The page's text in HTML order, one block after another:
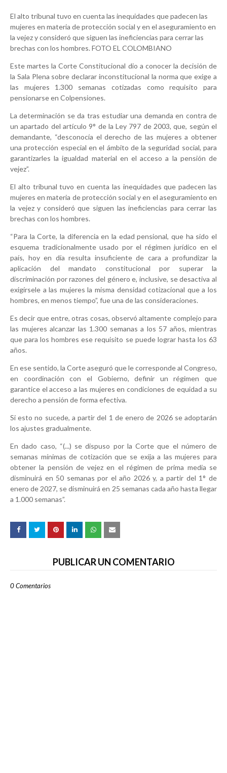
El alto tribunal tuvo en cuenta las inequidades que padecen las
mujeres en materia de protección social y en el aseguramiento en
la vejez y consideró que siguen las ineficiencias para cerrar las
brechas con los hombres. FOTO EL COLOMBIANO
Este martes la Corte Constitucional dio a conocer la decisión de
la Sala Plena sobre declarar inconstitucional la norma que exige a
las mujeres 1.300 semanas cotizadas como requisito para
pensionarse en Colpensiones.
La determinación se da tras estudiar una demanda en contra de
un apartado del artículo 9° de la Ley 797 de 2003, que, según el
demandante, “desconocía el derecho de las mujeres a obtener
una protección especial en el ámbito de la seguridad social, para
garantizarles la igualdad material en el acceso a la pensión de
vejez”.
El alto tribunal tuvo en cuenta las inequidades que padecen las
mujeres en materia de protección social y en el aseguramiento en
la vejez y consideró que siguen las ineficiencias para cerrar las
brechas con los hombres.
“Para la Corte, la diferencia en la edad pensional, que ha sido el
esquema tradicionalmente usado por el régimen jurídico en el
país, hoy en día resulta insuficiente de cara a profundizar la
aplicación del mandato constitucional por superar la
discriminación por razones del género e, inclusive, se desactiva al
exigírsele a las mujeres la misma densidad cotizacional que a los
hombres, en menos tiempo”, fue una de las consideraciones.
Es decir que entre, otras cosas, observó altamente complejo para
las mujeres alcanzar las 1.300 semanas a los 57 años, mientras
que para los hombres ese requisito se puede lograr hasta los 63
años.
En ese sentido, la Corte aseguró que le corresponde al Congreso,
en coordinación con el Gobierno, definir un régimen que
garantice el acceso a las mujeres en condiciones de equidad a su
derecho a pensión de forma efectiva.
Si esto no sucede, a partir del 1 de enero de 2026 se adoptarán
los ajustes gradualmente.
En dado caso, “(...) se dispuso por la Corte que el número de
semanas mínimas de cotización que se exija a las mujeres para
obtener la pensión de vejez en el régimen de prima media se
disminuirá en 50 semanas por el año 2026 y, a partir del 1° de
enero de 2027, se disminuirá en 25 semanas cada año hasta llegar
a 1.000 semanas”.
PUBLICAR UN COMENTARIO
0 Comentarios